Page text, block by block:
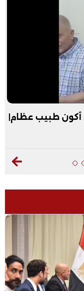
أكون طبيب عظام|